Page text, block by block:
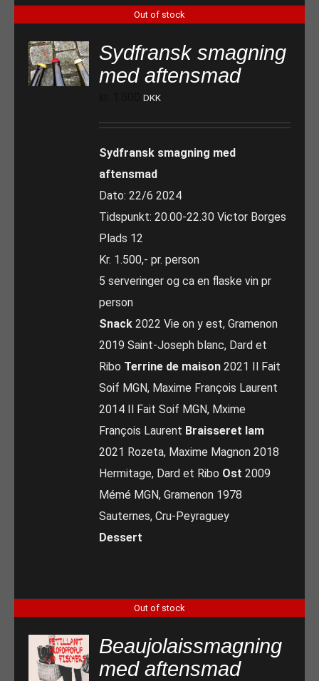
Out of stock
Sydfransk smagning
med aftensmad
DKK
Sydfransk smagning med
aftensmad
Dato: 22/6 2024
Tidspunkt: 20.00-22.30 Victor Borges
Plads 12
Kr. 1.500,- pr. person
5 serveringer og ca en flaske vin pr
person
Snack 2022 Vie on y est, Gramenon
2019 Saint-Joseph blanc, Dard et
Ribo Terrine de maison 2021 Il Fait
Soif MGN, Maxime François Laurent
2014 Il Fait Soif MGN, Mxime
François Laurent Braisseret lam
2021 Rozeta, Maxime Magnon 2018
Hermitage, Dard et Ribo Ost 2009
Mémé MGN, Gramenon 1978
Sauternes, Cru-Peyraguey
Dessert
Out of stock
Beaujolaissmagning
med aftensmad